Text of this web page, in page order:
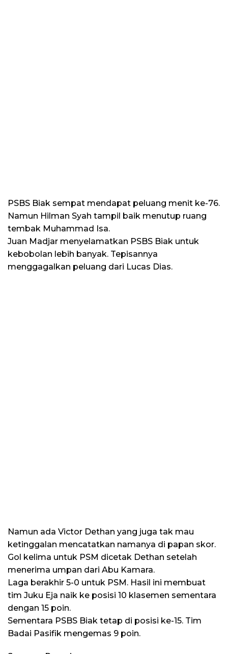
PSBS Biak sempat mendapat peluang menit ke-76.
Namun Hilman Syah tampil baik menutup ruang
tembak Muhammad Isa.
Juan Madjar menyelamatkan PSBS Biak untuk
kebobolan lebih banyak. Tepisannya
menggagalkan peluang dari Lucas Dias.
Namun ada Victor Dethan yang juga tak mau
ketinggalan mencatatkan namanya di papan skor.
Gol kelima untuk PSM dicetak Dethan setelah
menerima umpan dari Abu Kamara.
Laga berakhir 5-0 untuk PSM. Hasil ini membuat
tim Juku Eja naik ke posisi 10 klasemen sementara
dengan 15 poin.
Sementara PSBS Biak tetap di posisi ke-15. Tim
Badai Pasifik mengemas 9 poin.